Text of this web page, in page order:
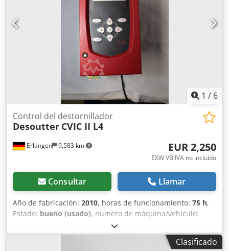
1 / 6
Erlangen 9,583 km
Control del destornillador
Desoutter CVIC II L4
EUR 2,250
EXW VB IVA no incluído
Consultar Llamar
Año de fabricación: 2010, horas de funcionamiento: 75 h,
Estado: bueno (usado), número de máquina/vehículo:
, Estamos disolviendo parte de nuestro
inventario de herramientas de demostración: Desbloqueo
del control CVIC II L4 Año de fabricación: 08/2010 N.º de
Clasificado